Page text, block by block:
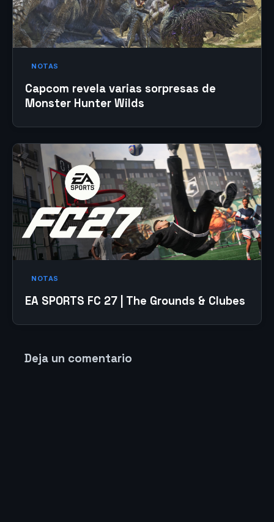
NOTAS
Capcom revela varias sorpresas de
Monster Hunter Wilds
NOTAS
EA SPORTS FC 27 | The Grounds & Clubes
Deja un comentario